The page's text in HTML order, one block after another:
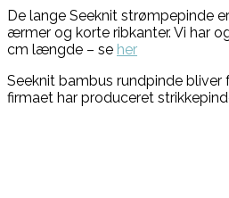
De lange Seeknit strømpepinde
ærmer og korte ribkanter. Vi har
cm længde – se her
Seeknit bambus rundpinde bliver
firmaet har produceret